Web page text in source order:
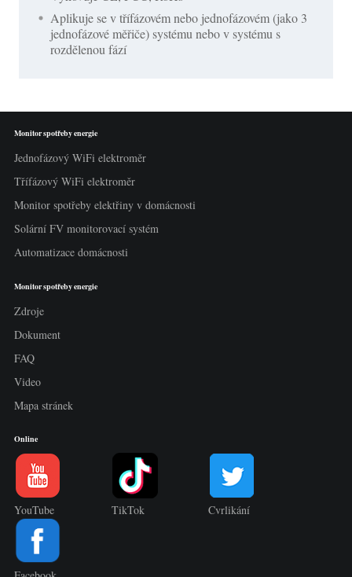
Aplikuje se v třífázovém nebo jednofázovém (jako 3
jednofázové měřiče) systému nebo v systému s
rozdělenou fází
Monitor spotřeby energie
Jednofázový WiFi elektroměr
Třífázový WiFi elektroměr
Monitor spotřeby elektřiny v domácnosti
Solární FV monitorovací systém
Automatizace domácnosti
Monitor spotřeby energie
Zdroje
Dokument
FAQ
Video
Mapa stránek
Online
YouTube TikTok Cvrlikání